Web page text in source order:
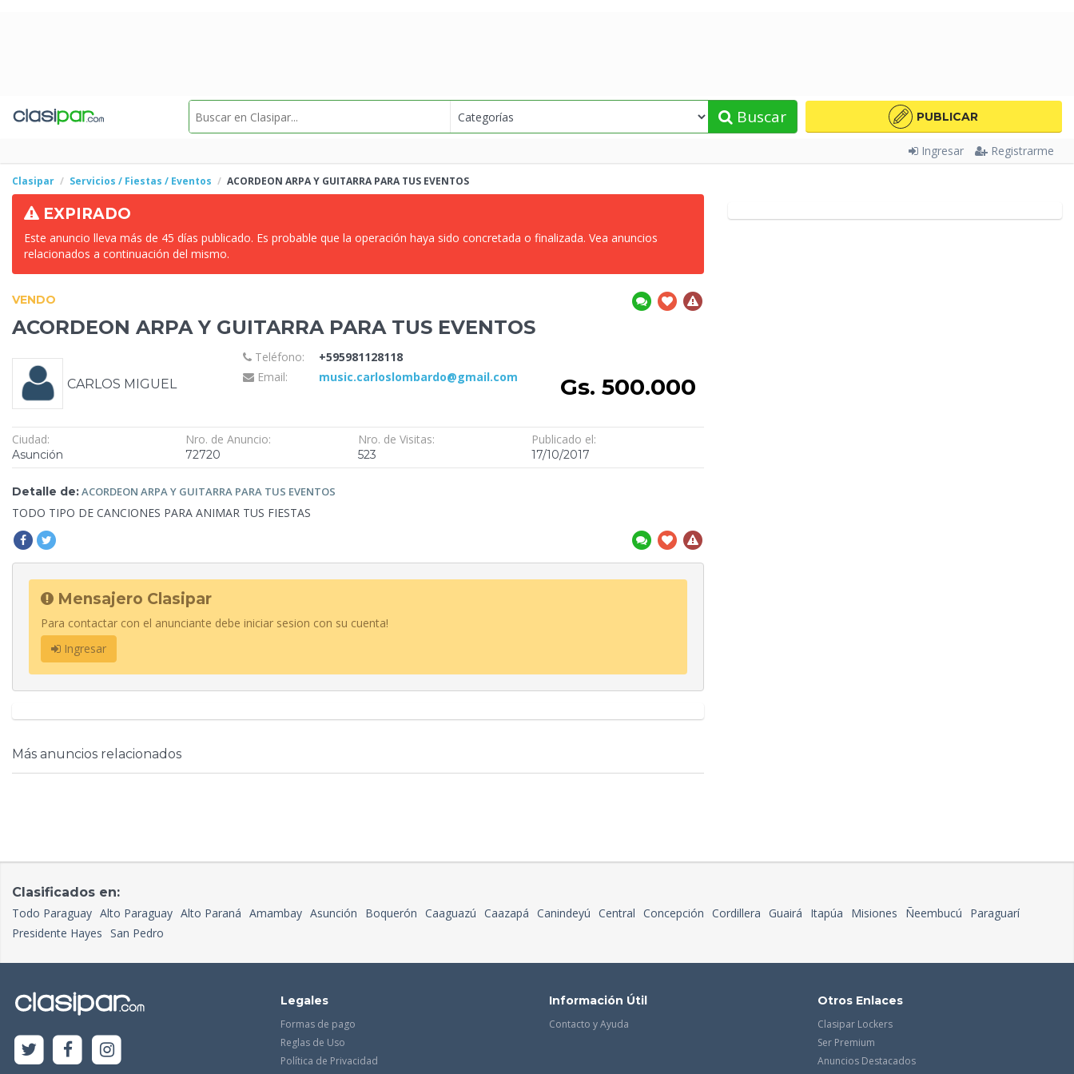
Buscar PUBLICAR
Ingresar Registrarme
Clasipar Servicios / Fiestas / Eventos ACORDEON ARPA Y GUITARRA PARA TUS EVENTOS
EXPIRADO
Este anuncio lleva más de 45 días publicado. Es probable que la operación haya sido concretada o finalizada. Vea anuncios
relacionados a continuación del mismo.
VENDO
ACORDEON ARPA Y GUITARRA PARA TUS EVENTOS
CARLOS MIGUEL
Teléfono:
+595981128118
Email:
music.carloslombardo@gmail.com Gs. 500.000
Ciudad:
Asunción
Nro. de Anuncio:
72720
Nro. de Visitas:
523
Publicado el:
17/10/2017
Detalle de:ACORDEON ARPA Y GUITARRA PARA TUS EVENTOS
TODO TIPO DE CANCIONES PARA ANIMAR TUS FIESTAS
Mensajero Clasipar
Para contactar con el anunciante debe iniciar sesion con su cuenta!
Ingresar
Más anuncios relacionados
Clasificados en:
Todo Paraguay Alto Paraguay Alto Paraná Amambay Asunción Boquerón Caaguazú Caazapá Canindeyú Central Concepción Cordillera Guairá Itapúa Misiones Ñeembucú
Paraguarí
Presidente Hayes San Pedro
Legales
Formas de pago
Reglas de Uso
Política de Privacidad
Información Útil
Contacto y Ayuda
Otros Enlaces
Clasipar Lockers
Ser Premium
Anuncios Destacados